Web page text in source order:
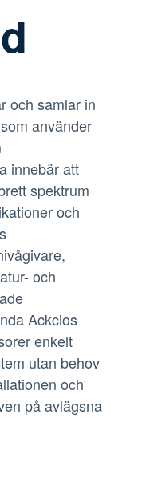
och samlar in
använder
innebär att
spektrum
och
och
Ackcios
enkelt
utan behov
och
på avlägsna